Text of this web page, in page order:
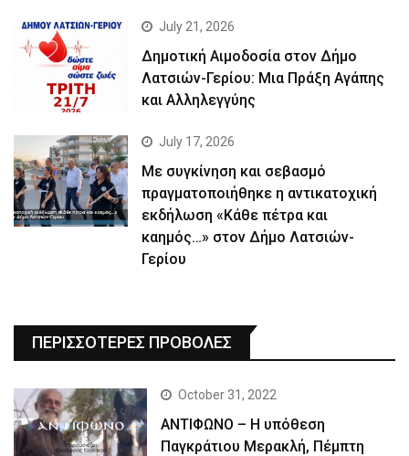
July 21, 2026
Δημοτική Αιμοδοσία στον Δήμο
Λατσιών-Γερίου: Μια Πράξη Αγάπης
και Αλληλεγγύης
July 17, 2026
Με συγκίνηση και σεβασμό
πραγματοποιήθηκε η αντικατοχική
εκδήλωση «Κάθε πέτρα και
καημός…» στον Δήμο Λατσιών-
Γερίου
ΠΕΡΙΣΣΟΤΕΡΕΣ ΠΡΟΒΟΛΕΣ
October 31, 2022
ΑΝΤΙΦΩΝΟ – Η υπόθεση
Παγκράτιου Μερακλή, Πέμπτη